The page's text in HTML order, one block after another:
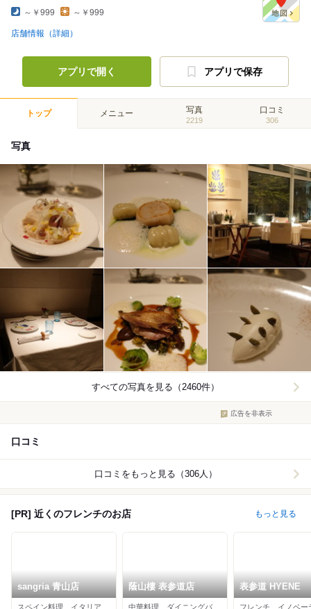
～￥999 ～￥999
店舗情報（詳細）
アプリで開く アプリで保存
トップ メニュー 写真
2219
口コミ
306
写真
すべての写真を見る（2460件）
広告を非表示
口コミ
口コミをもっと見る（306人）
[PR] 近くのフレンチのお店 もっと見る
sangria 青山店 蔭山樓 表参道店 表参道 HYENE
フレンチ、イノベー